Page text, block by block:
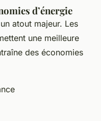
d’énergie
atout majeur. Les
une meilleure
des économies